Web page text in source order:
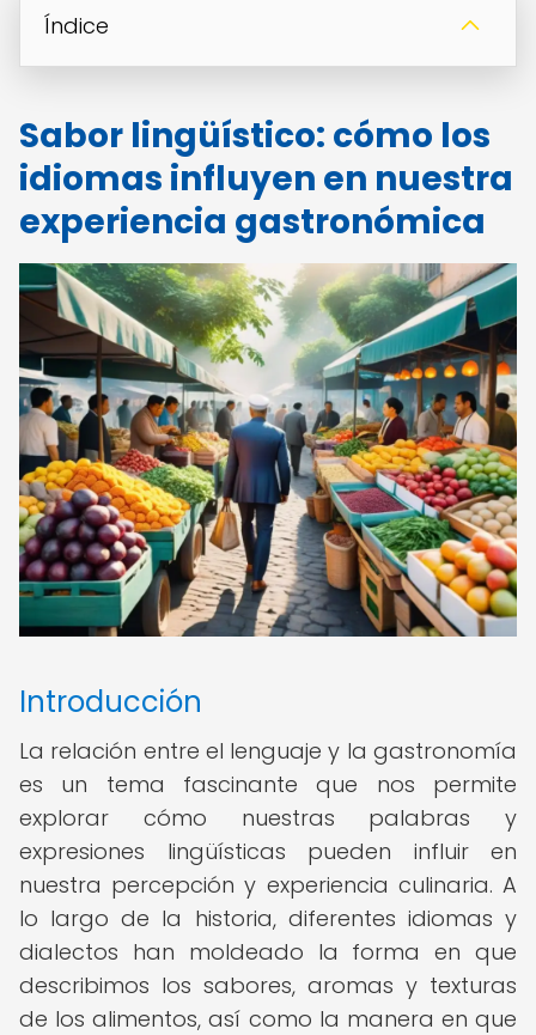
Índice
Sabor lingüístico: cómo los
idiomas influyen en nuestra
experiencia gastronómica
Introducción
La relación entre el lenguaje y la gastronomía
es un tema fascinante que nos permite
explorar cómo nuestras palabras y
expresiones lingüísticas pueden influir en
nuestra percepción y experiencia culinaria. A
lo largo de la historia, diferentes idiomas y
dialectos han moldeado la forma en que
describimos los sabores, aromas y texturas
de los alimentos, así como la manera en que